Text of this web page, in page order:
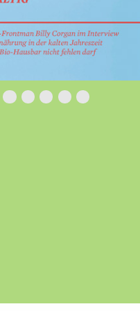
0
Bild 1Bild 2Bild 3Bild 4Bild 5